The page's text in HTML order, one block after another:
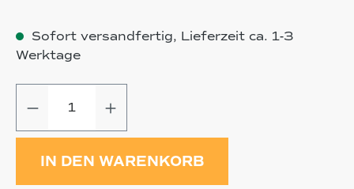
Sofort versandfertig, Lieferzeit ca. 1-3
Werktage
IN DEN WARENKORB